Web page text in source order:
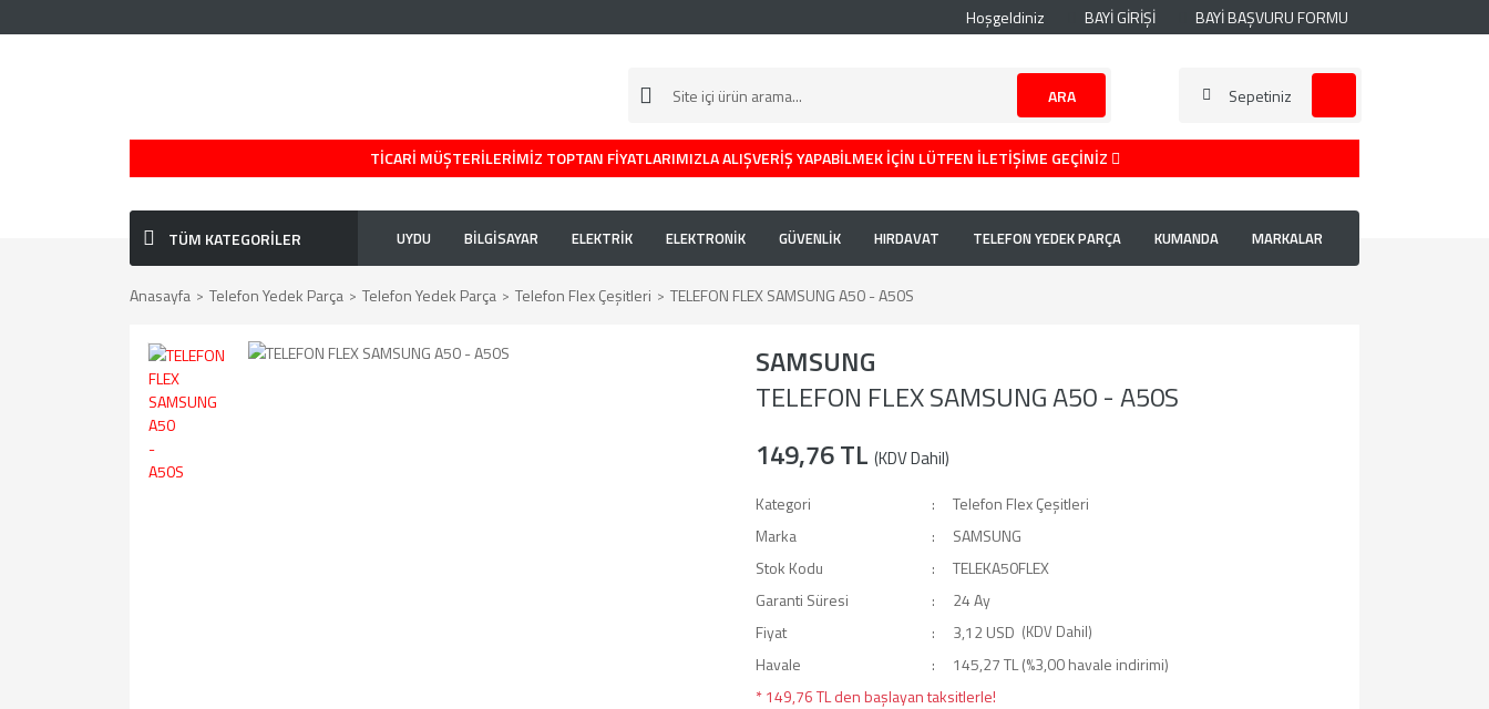
Hoşgeldiniz BAYİ GİRİŞİ BAYİ BAŞVURU FORMU
ARA Sepetiniz
TİCARİ MÜŞTERİLERİMİZ TOPTAN FİYATLARIMIZLA ALIŞVERİŞ YAPABİLMEK İÇİN LÜTFEN İLETİŞİME GEÇİNİZ
TÜM KATEGORİLER UYDU BİLGİSAYAR ELEKTRİK ELEKTRONİK GÜVENLİK HIRDAVAT TELEFON YEDEK PARÇA KUMANDA MARKALAR
Anasayfa Telefon Yedek Parça Telefon Yedek Parça Telefon Flex Çeşitleri TELEFON FLEX SAMSUNG A50 - A50S
SAMSUNG
TELEFON FLEX SAMSUNG A50 - A50S
149,76 TL (KDV Dahil)
Kategori
Telefon Flex Çeşitleri
Marka
SAMSUNG
Stok Kodu
TELEKA50FLEX
Garanti Süresi
24 Ay
Fiyat
3,12 USD (KDV Dahil)
Havale
145,27 TL (%3,00 havale indirimi)
* 149,76 TL den başlayan taksitlerle!